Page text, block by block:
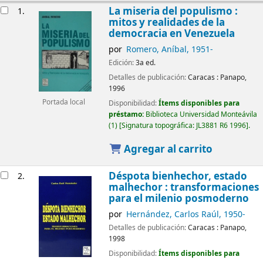
1.
Portada local
La miseria del populismo :
mitos y realidades de la
democracia en Venezuela
por Romero, Aníbal, 1951-
Edición:3a ed.
Detalles de publicación:Caracas : Panapo,
1996
Disponibilidad:Ítems disponibles para
préstamo: Biblioteca Universidad Monteávila
(1) Signatura topográfica: JL3881 R6 1996 .
Agregar al carrito
2. Déspota bienhechor, estado
malhechor : transformaciones
para el milenio posmoderno
por Hernández, Carlos Raúl, 1950-
Detalles de publicación:Caracas : Panapo,
1998
Disponibilidad:Ítems disponibles para